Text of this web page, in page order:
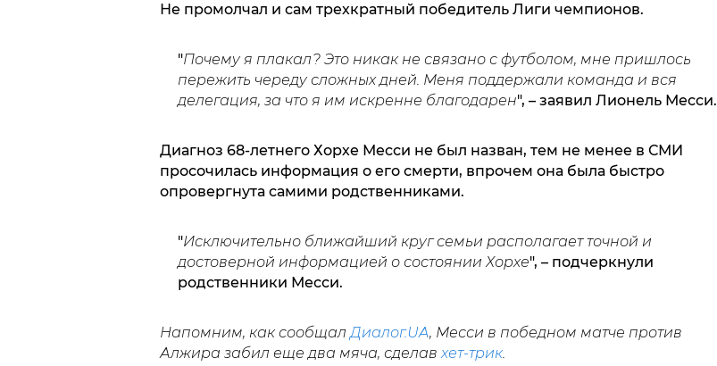
Не промолчал и сам трехкратный победитель Лиги чемпионов.
"Почему я плакал? Это никак не связано с футболом, мне пришлось
пережить череду сложных дней. Меня поддержали команда и вся
делегация, за что я им искренне благодарен", – заявил Лионель Месси.
Диагноз 68-летнего Хорхе Месси не был назван, тем не менее в СМИ
просочилась информация о его смерти, впрочем она была быстро
опровергнута самими родственниками.
"Исключительно ближайший круг семьи располагает точной и
достоверной информацией о состоянии Хорхе", – подчеркнули
родственники Месси.
Напомним, как сообщалДиалог.UA, Месси в победном матче против
Алжира забил еще два мяча, сделавхет-трик.